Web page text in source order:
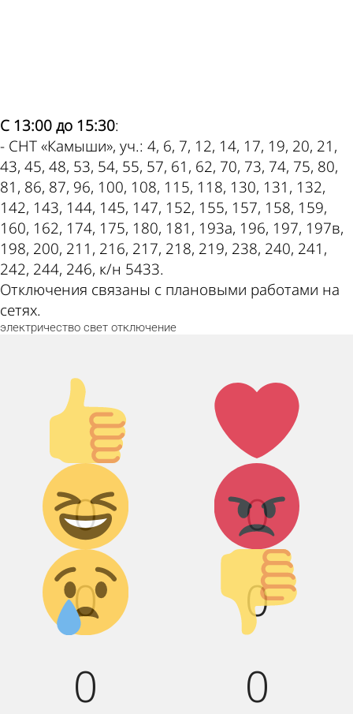
С 13:00 до 15:30:
- СНТ «Камыши», уч.: 4, 6, 7, 12, 14, 17, 19, 20, 21,
43, 45, 48, 53, 54, 55, 57, 61, 62, 70, 73, 74, 75, 80,
81, 86, 87, 96, 100, 108, 115, 118, 130, 131, 132,
142, 143, 144, 145, 147, 152, 155, 157, 158, 159,
160, 162, 174, 175, 180, 181, 193а, 196, 197, 197в,
198, 200, 211, 216, 217, 218, 219, 238, 240, 241,
242, 244, 246, к/н 5433.
Отключения связаны с плановыми работами на
сетях.
электричество свет отключение
Палец
вверх!
0
Лайк!
0
Дикий смех!
0
Агрессия!
0
Грусть :(
0
Палец вниз!
0